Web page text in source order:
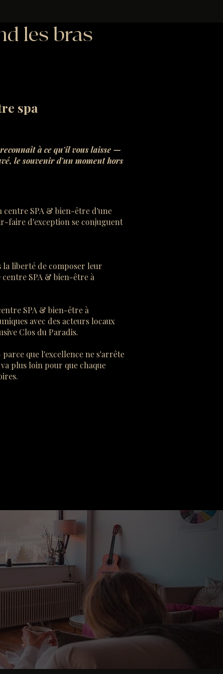
les bras
spa
à ce qu'il vous laisse —
le souvenir d'un moment hors
centre SPA & bien-être d'une
faire d'exception se conjuguent
liberté de composer leur
SPA & bien-être à
SPA & bien-être à
avec des acteurs locaux
Clos du Paradis.
que l'excellence ne s'arrête
plus loin pour que chaque